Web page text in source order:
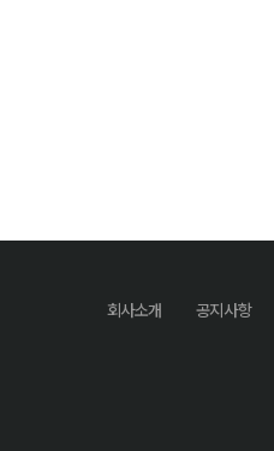
회사소개 공지사항